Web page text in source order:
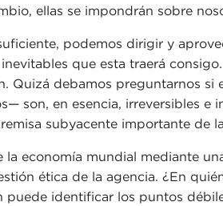
ellas se impondrán sobre
podemos dirigir y
que esta traerá
Quizá debamos preguntarnos
son, en esencia, irreversibles
subyacente importante de
economía mundial mediante
ética de la agencia. ¿En
identificar los puntos